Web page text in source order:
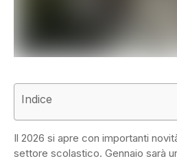
Indice
Il 2026 si apre con importanti
settore scolastico. Gennaio sarà